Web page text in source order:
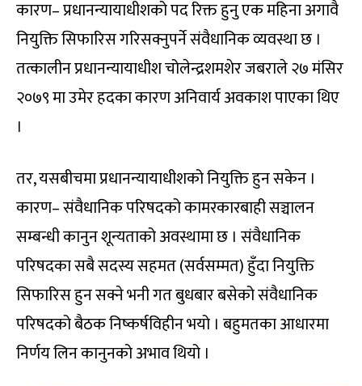
कारण– प्रधानन्यायाधीशको पद रिक्त हुनु एक महिना अगावै
नियुक्ति सिफारिस गरिसक्नुपर्ने संवैधानिक व्यवस्था छ ।
तत्कालीन प्रधानन्यायाधीश चोलेन्द्रशमशेर जबराले २७ मंसिर
२०७९ मा उमेर हदका कारण अनिवार्य अवकाश पाएका थिए
।
तर, यसबीचमा प्रधानन्यायाधीशको नियुक्ति हुन सकेन ।
कारण– संवैधानिक परिषदको कामरकारबाही सञ्चालन
सम्बन्धी कानुन शून्यताको अवस्थामा छ । संवैधानिक
परिषदका सबै सदस्य सहमत (सर्वसम्मत) हुँदा नियुक्ति
सिफारिस हुन सक्ने भनी गत बुधबार बसेको संवैधानिक
परिषदको बैठक निष्कर्षविहीन भयो । बहुमतका आधारमा
निर्णय लिन कानुनको अभाव थियो ।